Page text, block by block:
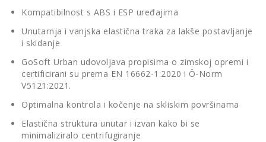
Kompatibilnost s ABS i ESP uređajima
Unutarnja i vanjska elastična traka za lakše postavljanje
i skidanje
GoSoft Urban udovoljava propisima o zimskoj opremi i
certificirani su prema EN 16662-1:2020 i Ö-Norm
V5121:2021.
Optimalna kontrola i kočenje na skliskim površinama
Elastična struktura unutar i izvan kako bi se
minimaliziralo centrifugiranje